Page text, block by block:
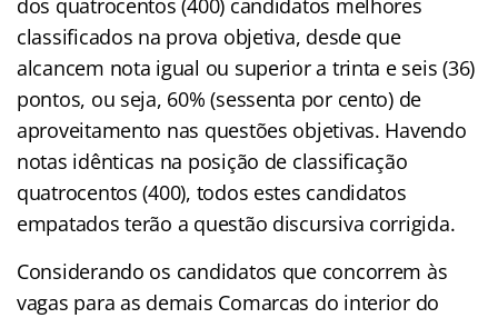
classificados na prova objetiva, desde que
alcancem nota igual ou superior a trinta e seis (36)
pontos, ou seja, 60% (sessenta por cento) de
aproveitamento nas questões objetivas. Havendo
notas idênticas na posição de classificação
quatrocentos (400), todos estes candidatos
empatados terão a questão discursiva corrigida.
Considerando os candidatos que concorrem às
vagas para as demais Comarcas do interior do